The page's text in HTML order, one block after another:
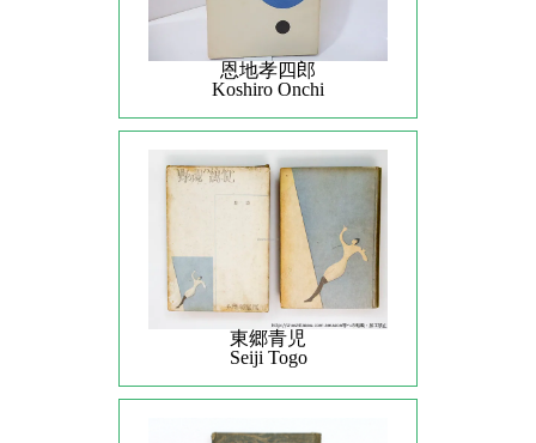
恩地孝四郎
Koshiro Onchi
東郷青児
Seiji Togo